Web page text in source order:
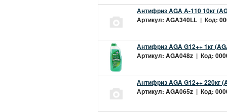
Антифриз AGA A-110 10кг
Артикул: AGA340LL | Код:
Антифриз AGA G12++ 1кг
Артикул: AGA048z | Код:
Антифриз AGA G12++ 220кг
Артикул: AGA065z | Код: